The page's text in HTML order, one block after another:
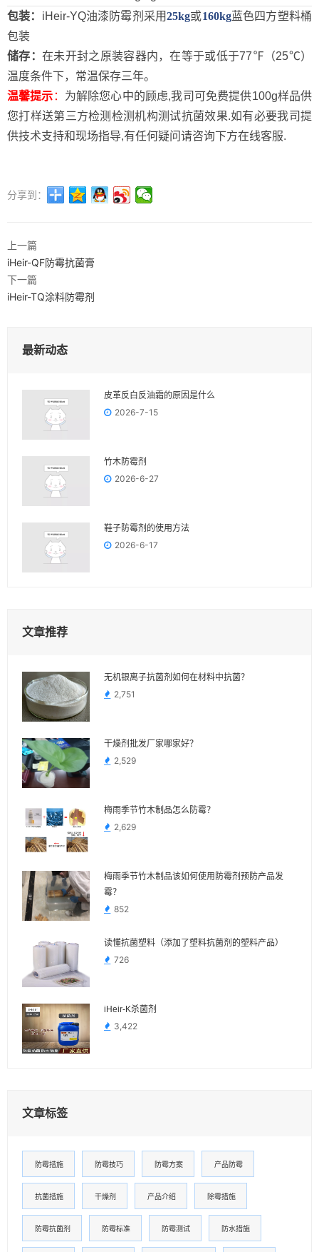
包装： iHeir-YQ油漆防霉剂采用25kg或160kg蓝色四方塑料桶
包装
储存： 在未开封之原装容器内，在等于或低于77℉（25℃）
温度条件下，常温保存三年。
温馨提示 ： 为解除您心中的顾虑,我司可免费提供100g样品供
您打样送第三方检测检测机构测试抗菌效果.如有必要我司提
供技术支持和现场指导,有任何疑问请咨询下方在线客服.
分享到：
上一篇
iHeir-QF防霉抗菌膏
下一篇
iHeir-TQ涂料防霉剂
最新动态
皮革反白反油霜的原因是什么
2026-7-15
竹木防霉剂
2026-6-27
鞋子防霉剂的使用方法
2026-6-17
文章推荐
无机银离子抗菌剂如何在材料中抗菌？
2,751
干燥剂批发厂家哪家好？
2,529
梅雨季节竹木制品怎么防霉？
2,629
梅雨季节竹木制品该如何使用防霉剂预防产品发
霉？
852
读懂抗菌塑料（添加了塑料抗菌剂的塑料产品）
726
iHeir-K杀菌剂
3,422
文章标签
防霉措施 防霉技巧 防霉方案 产品防霉
抗菌措施 干燥剂 产品介绍 除霉措施
防霉抗菌剂 防霉标准 防霉测试 防水措施